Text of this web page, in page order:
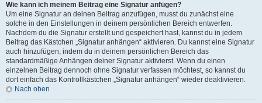
Wie kann ich meinem Beitrag eine Signatur anfügen?
Um eine Signatur an deinen Beitrag anzufügen, musst du zunächst eine
solche in den Einstellungen in deinem persönlichen Bereich entwerfen.
Nachdem du die Signatur erstellt und gespeichert hast, kannst du in jedem
Beitrag das Kästchen „Signatur anhängen“ aktivieren. Du kannst eine Signatur
auch hinzufügen, indem du in deinem persönlichen Bereich das
standardmäßige Anhängen deiner Signatur aktivierst. Wenn du einen
einzelnen Beitrag dennoch ohne Signatur verfassen möchtest, so kannst du
dort einfach das Kontrollkästchen „Signatur anhängen“ wieder deaktivieren.
Nach oben